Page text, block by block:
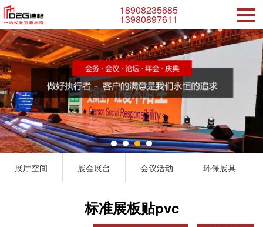
18908235685
13980897611
展厅空间 展会展台 会议活动 环保展具
标准展板贴pvc